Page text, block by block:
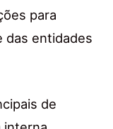
para
das entidades
de